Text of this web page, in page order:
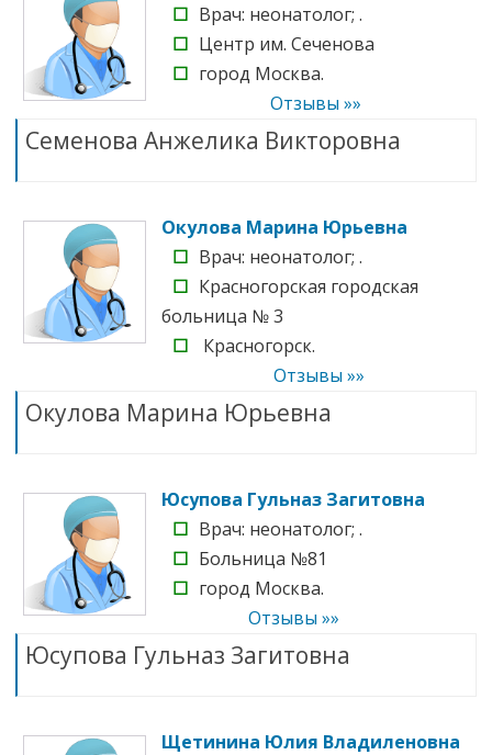
☐ Врач: неонатолог; .
☐ Центр им. Сеченова
☐ город Москва.
Отзывы »»
Семенова Анжелика Викторовна
Окулова Марина Юрьевна
☐ Врач: неонатолог; .
☐ Красногорская городская
больница № 3
☐
Красногорск.
Отзывы »»
Окулова Марина Юрьевна
Юсупова Гульназ Загитовна
☐ Врач: неонатолог; .
☐ Больница №81
☐ город Москва.
Отзывы »»
Юсупова Гульназ Загитовна
Щетинина Юлия Владиленовна